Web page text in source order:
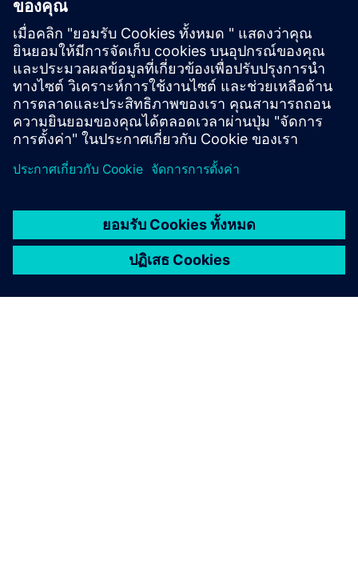
Requires ≥100 kW renewable capacity or ≥100,000 kWh
per year in surplus energy
Approx. 10 m² dry, weather-protected area required for
installation
400 V, 3-phase connection with ≥160 A via NH fuse
disconnector